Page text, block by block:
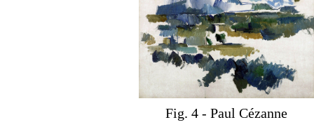
Fig. 4 - Paul Cézanne